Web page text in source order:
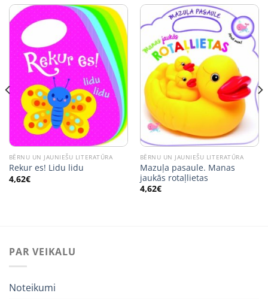
BĒRNU UN JAUNIEŠU LITERATŪRA
Rekur es! Lidu lidu
4,62€
BĒRNU UN JAUNIEŠU LITERATŪRA
Mazuļa pasaule. Manas
jaukās rotaļlietas
4,62€
PAR VEIKALU
Noteikumi